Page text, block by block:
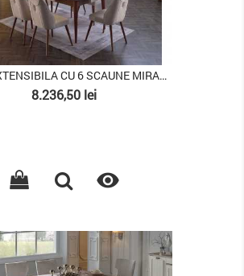
MASA EXTENSIBILA CU 6 SCAUNE MIRANTE
Pret
8.236,50 lei
